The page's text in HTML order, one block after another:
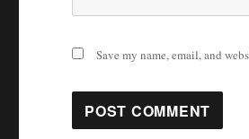
Save my name, email, and